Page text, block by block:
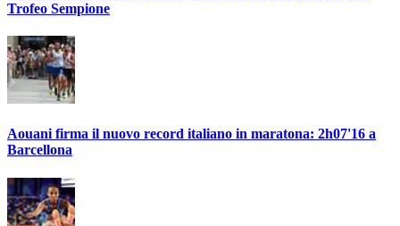
Trofeo Sempione
Aouani firma il nuovo record italiano in maratona: 2h07'16 a
Barcellona